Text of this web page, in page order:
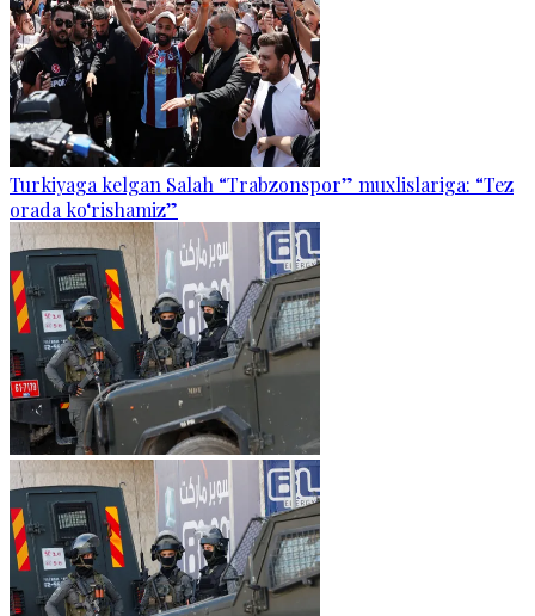
Turkiyaga kelgan Salah “Trabzonspor” muxlislariga: “Tez
orada ko‘rishamiz”